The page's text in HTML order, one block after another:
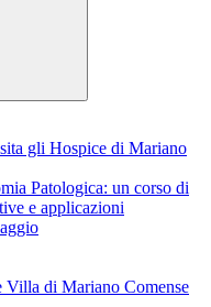
gli Hospice di Mariano
Patologica: un corso di
e applicazioni
Villa di Mariano Comense